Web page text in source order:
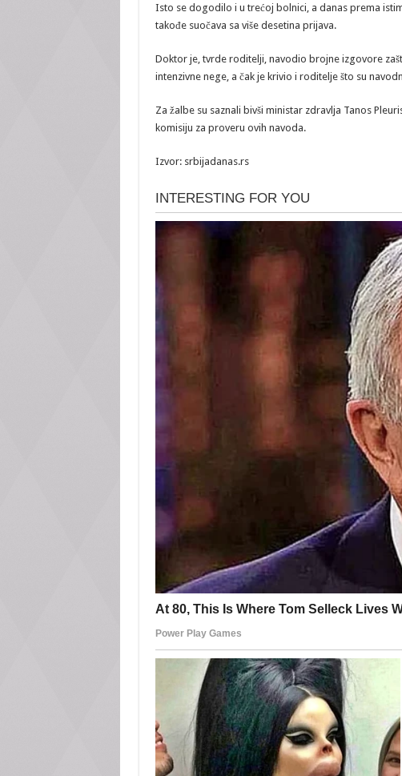
Isto se dogodilo i u trećoj bolnici, a danas prema
takođe suočava sa više desetina prijava.
Doktor je, tvrde roditelji, navodio brojne izgovore
intenzivne nege, a čak je krivio i roditelje što su
Za žalbe su saznali bivši ministar zdravlja Tanos
komisiju za proveru ovih navoda.
Izvor: srbijadanas.rs